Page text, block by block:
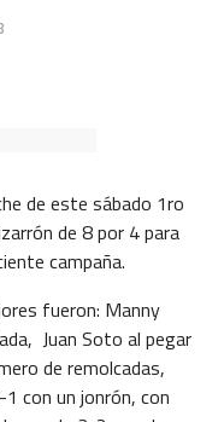
de este sábado 1ro
de 8 por 4 para
campaña.
fueron: Manny
Juan Soto al pegar
de remolcadas,
con un jonrón, con